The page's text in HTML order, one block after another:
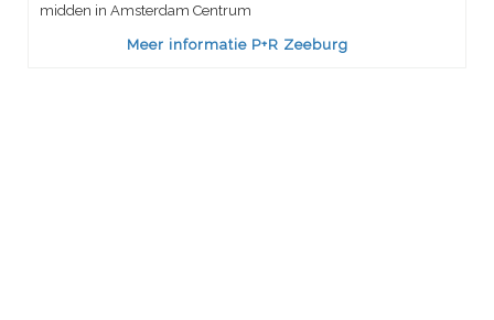
midden in Amsterdam Centrum
Meer informatie P+R Zeeburg